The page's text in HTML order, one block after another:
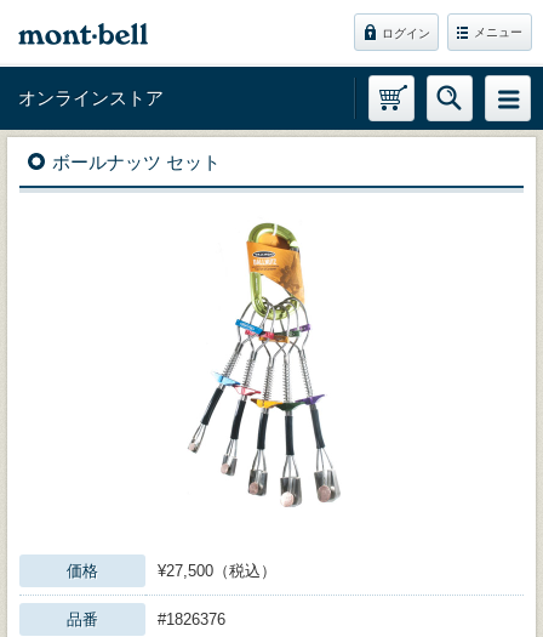
ログイン メニュー
オンラインストア
ボールナッツ セット
価格 ¥27,500（税込）
品番 #1826376